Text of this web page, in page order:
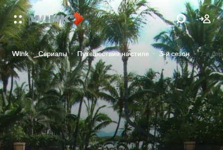
Wink Сериалы Путешествия на стиле 3-й сезон 7-я